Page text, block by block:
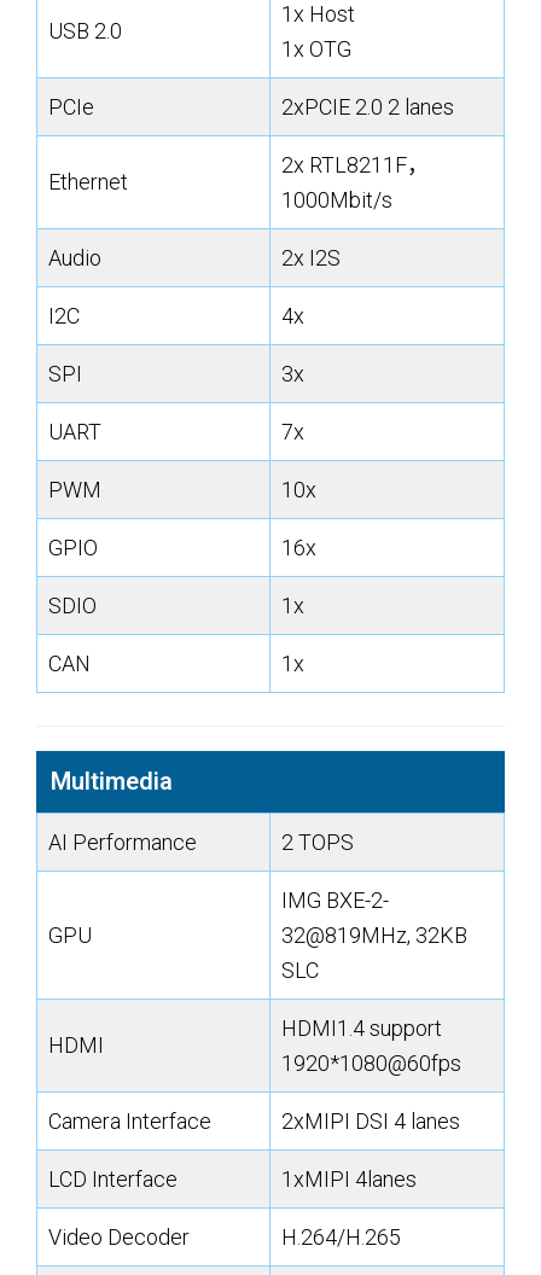
USB 2.0
1x Host
1x OTG
PCIe 2xPCIE 2.0 2 lanes
Ethernet
2x RTL8211F，
1000Mbit/s
Audio 2x I2S
I2C 4x
SPI 3x
UART 7x
PWM 10x
GPIO 16x
SDIO 1x
CAN 1x
Multimedia
AI Performance 2 TOPS
GPU
IMG BXE-2-
32@819MHz, 32KB
SLC
HDMI
HDMI1.4 support
1920*1080@60fps
Camera Interface 2xMIPI DSI 4 lanes
LCD Interface 1xMIPI 4lanes
Video Decoder H.264/H.265